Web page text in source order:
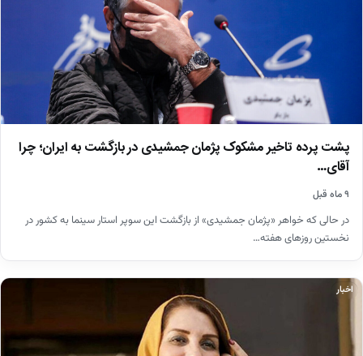
پشت پرده تاخیر مشکوک پژمان جمشیدی در بازگشت به ایران؛ چرا
آقای…
۹ ماه قبل
در حالی که خواهر «پژمان جمشیدی» از بازگشت این سوپر استار سینما به کشور در
نخستین روزهای هفته…
اخبار